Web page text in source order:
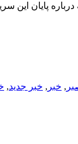
پایان این
, خبر , خبر جدید,